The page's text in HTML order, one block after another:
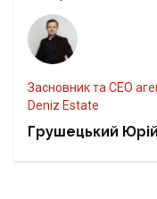
Засновник та CEO агентства закордонної нерухомості
Deniz Estate
Грушецький Юрій